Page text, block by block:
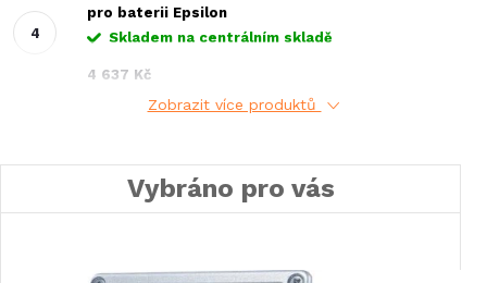
pro baterii Epsilon
Skladem na centrálním skladě
4 637 Kč
Zobrazit více produktů
Vybráno pro vás